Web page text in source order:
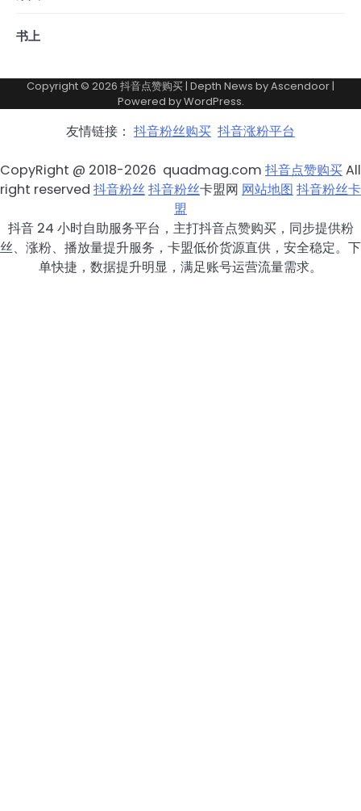
书上
Copyright © 2026 抖音点赞购买| Depth News byAscendoor|
Powered byWordPress.
友情链接： 抖音粉丝购买 抖音涨粉平台
CopyRight @ 2018-2026 quadmag.com 抖音点赞购买All
right reserved 抖音粉丝抖音粉丝卡盟网 网站地图 抖音粉丝卡
盟
抖音 24 小时自助服务平台，主打抖音点赞购买，同步提供粉
丝、涨粉、播放量提升服务，卡盟低价货源直供，安全稳定。下
单快捷，数据提升明显，满足账号运营流量需求。